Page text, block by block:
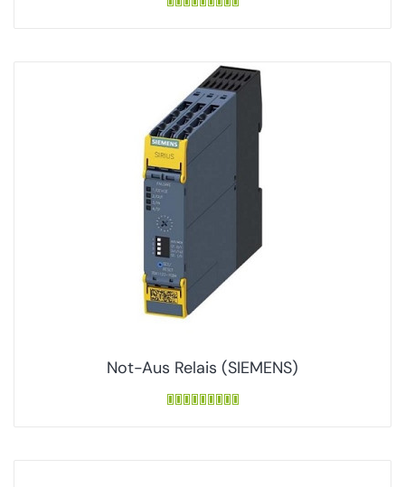
Not-Aus Relais (SIEMENS)